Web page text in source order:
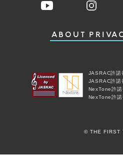
ABOUT
JASRAC許
JASRAC許
NexTone許
NexTone許
© THE FIRST